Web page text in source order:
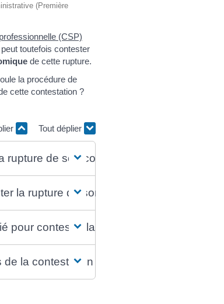
(Première
(CSP)
toutefois contester
de cette rupture.
la procédure de
cette contestation ?
Tout déplier
rupture de son contrat de travail en cas
la rupture de son contrat de travail en
pour contester la rupture de son contrat
la contestation du licenciement ?